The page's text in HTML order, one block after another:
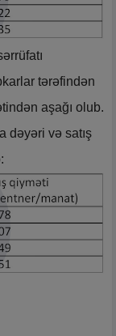
tərəfindən
aşağı olub.
dəyəri və satış